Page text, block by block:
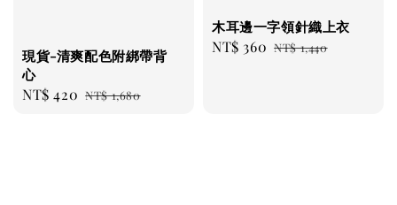
現貨-清爽配色附綁帶背
心
Sale
NT$ 420 Regular
NT$ 1,680
木耳邊一字領針織上衣
Sale
NT$ 360 Regular
NT$ 1,440